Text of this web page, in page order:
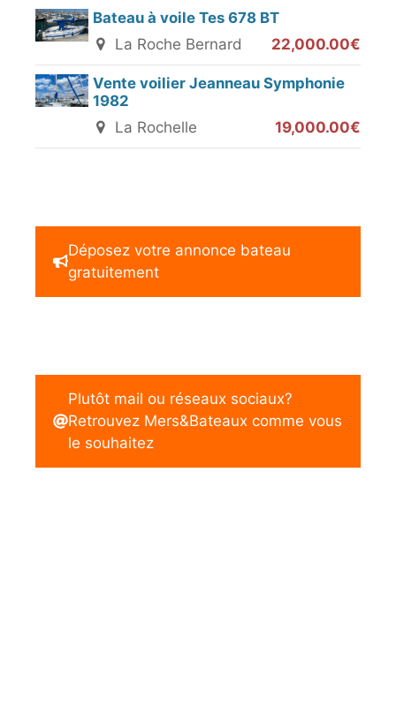
Bateau à voile Tes 678 BT
La Roche Bernard
22,000.00€
Vente voilier Jeanneau Symphonie
1982
La Rochelle
19,000.00€
Déposez votre annonce bateau
gratuitement
Plutôt mail ou réseaux sociaux?
Retrouvez Mers&Bateaux comme vous
le souhaitez